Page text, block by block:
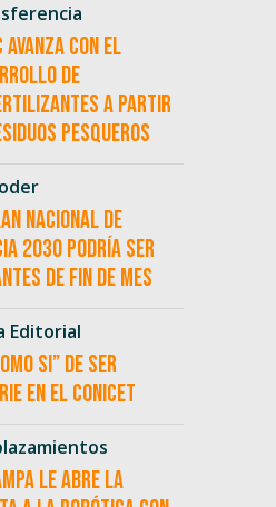
avanza con el
de
a partir
pesqueros
Nacional de
2030 podría ser
de fin de mes
Editorial
si” de ser
en el CONICET
le abre la